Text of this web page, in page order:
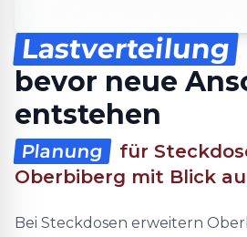
Lastverteilung
bevor neue
entstehen
Planung
für
Oberbiberg mit Blick
Bei Steckdosen erweitern